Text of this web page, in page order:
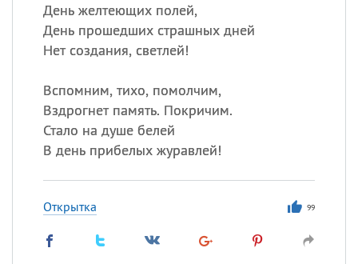
День желтеющих полей,
День прошедших страшных дней
Нет создания, светлей!
Вспомним, тихо, помолчим,
Вздрогнет память. Покричим.
Стало на душе белей
В день прибелых журавлей!
Открытка 99